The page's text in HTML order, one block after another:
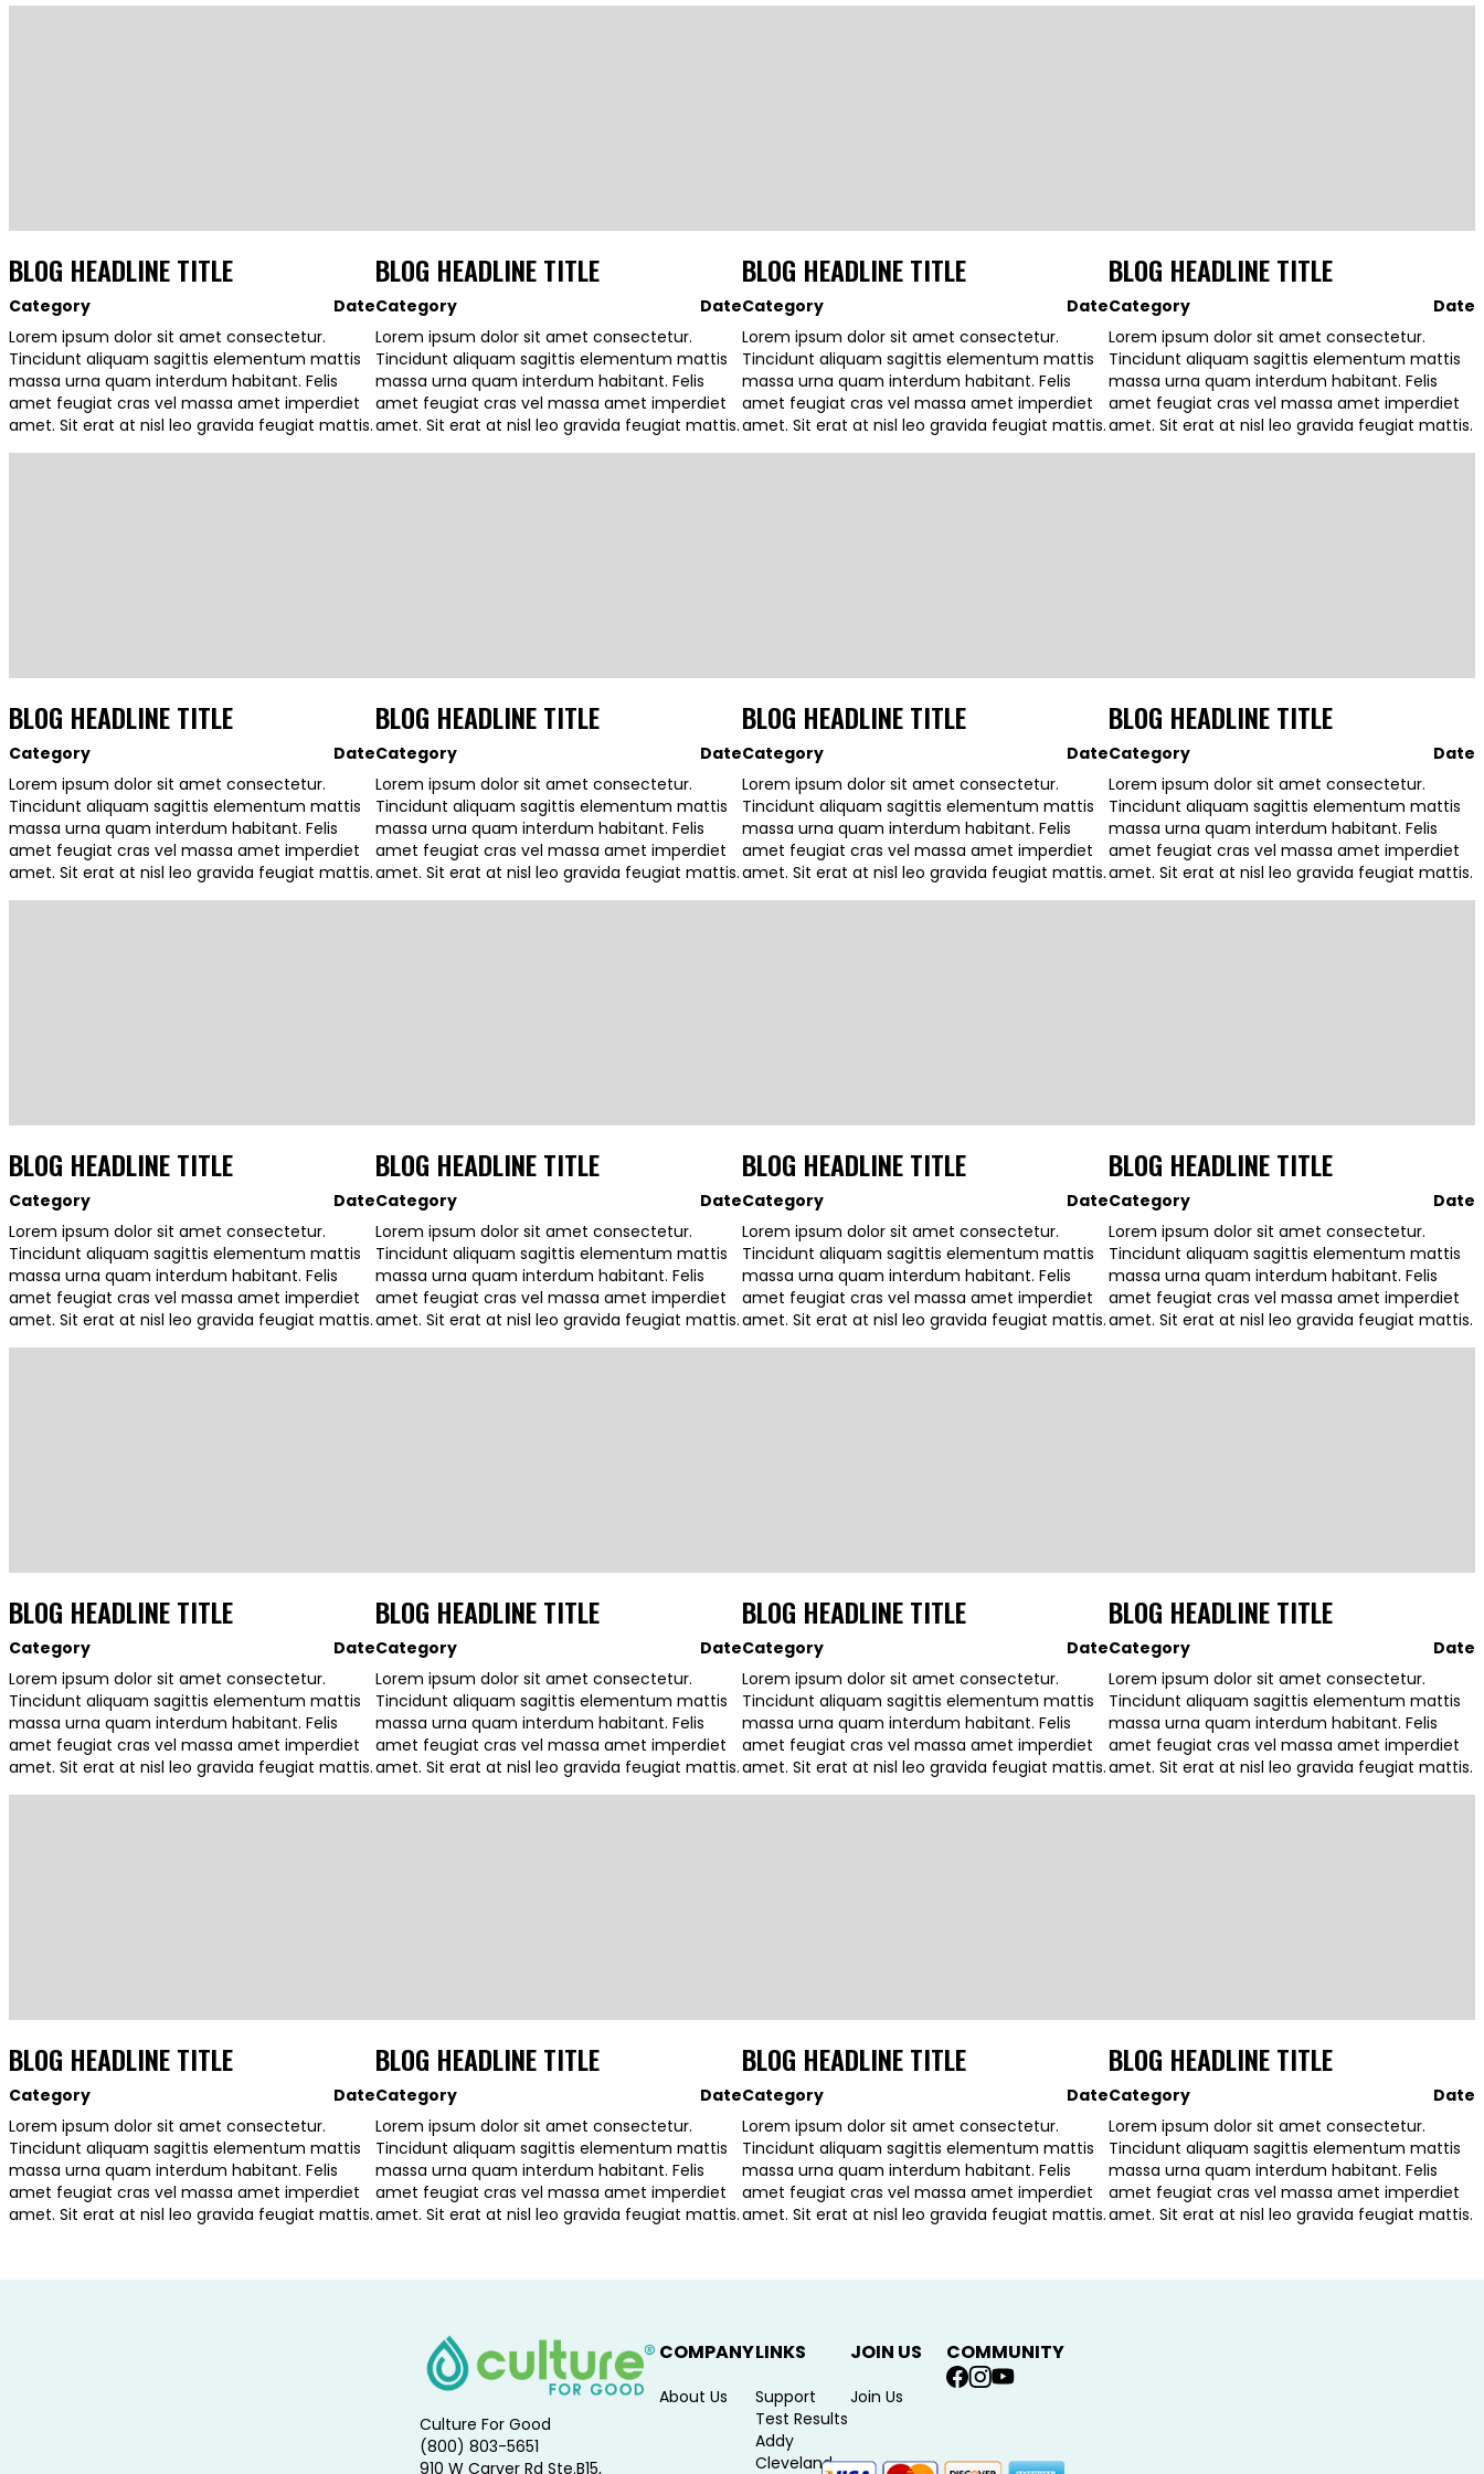
BLOG HEADLINE TITLE
Category
Date
Lorem ipsum dolor sit amet consectetur.
Tincidunt aliquam sagittis elementum mattis
massa urna quam interdum habitant. Felis
amet feugiat cras vel massa amet imperdiet
amet. Sit erat at nisl leo gravida feugiat mattis.
BLOG HEADLINE TITLE
Category
Date
Lorem ipsum dolor sit amet consectetur.
Tincidunt aliquam sagittis elementum mattis
massa urna quam interdum habitant. Felis
amet feugiat cras vel massa amet imperdiet
amet. Sit erat at nisl leo gravida feugiat mattis.
BLOG HEADLINE TITLE
Category
Date
Lorem ipsum dolor sit amet consectetur.
Tincidunt aliquam sagittis elementum mattis
massa urna quam interdum habitant. Felis
amet feugiat cras vel massa amet imperdiet
amet. Sit erat at nisl leo gravida feugiat mattis.
BLOG HEADLINE TITLE
Category
Date
Lorem ipsum dolor sit amet consectetur.
Tincidunt aliquam sagittis elementum mattis
massa urna quam interdum habitant. Felis
amet feugiat cras vel massa amet imperdiet
amet. Sit erat at nisl leo gravida feugiat mattis.
BLOG HEADLINE TITLE
Category
Date
Lorem ipsum dolor sit amet consectetur.
Tincidunt aliquam sagittis elementum mattis
massa urna quam interdum habitant. Felis
amet feugiat cras vel massa amet imperdiet
amet. Sit erat at nisl leo gravida feugiat mattis.
BLOG HEADLINE TITLE
Category
Date
Lorem ipsum dolor sit amet consectetur.
Tincidunt aliquam sagittis elementum mattis
massa urna quam interdum habitant. Felis
amet feugiat cras vel massa amet imperdiet
amet. Sit erat at nisl leo gravida feugiat mattis.
BLOG HEADLINE TITLE
Category
Date
Lorem ipsum dolor sit amet consectetur.
Tincidunt aliquam sagittis elementum mattis
massa urna quam interdum habitant. Felis
amet feugiat cras vel massa amet imperdiet
amet. Sit erat at nisl leo gravida feugiat mattis.
BLOG HEADLINE TITLE
Category
Date
Lorem ipsum dolor sit amet consectetur.
Tincidunt aliquam sagittis elementum mattis
massa urna quam interdum habitant. Felis
amet feugiat cras vel massa amet imperdiet
amet. Sit erat at nisl leo gravida feugiat mattis.
BLOG HEADLINE TITLE
Category
Date
Lorem ipsum dolor sit amet consectetur.
Tincidunt aliquam sagittis elementum mattis
massa urna quam interdum habitant. Felis
amet feugiat cras vel massa amet imperdiet
amet. Sit erat at nisl leo gravida feugiat mattis.
BLOG HEADLINE TITLE
Category
Date
Lorem ipsum dolor sit amet consectetur.
Tincidunt aliquam sagittis elementum mattis
massa urna quam interdum habitant. Felis
amet feugiat cras vel massa amet imperdiet
amet. Sit erat at nisl leo gravida feugiat mattis.
BLOG HEADLINE TITLE
Category
Date
Lorem ipsum dolor sit amet consectetur.
Tincidunt aliquam sagittis elementum mattis
massa urna quam interdum habitant. Felis
amet feugiat cras vel massa amet imperdiet
amet. Sit erat at nisl leo gravida feugiat mattis.
BLOG HEADLINE TITLE
Category
Date
Lorem ipsum dolor sit amet consectetur.
Tincidunt aliquam sagittis elementum mattis
massa urna quam interdum habitant. Felis
amet feugiat cras vel massa amet imperdiet
amet. Sit erat at nisl leo gravida feugiat mattis.
BLOG HEADLINE TITLE
Category
Date
Lorem ipsum dolor sit amet consectetur.
Tincidunt aliquam sagittis elementum mattis
massa urna quam interdum habitant. Felis
amet feugiat cras vel massa amet imperdiet
amet. Sit erat at nisl leo gravida feugiat mattis.
BLOG HEADLINE TITLE
Category
Date
Lorem ipsum dolor sit amet consectetur.
Tincidunt aliquam sagittis elementum mattis
massa urna quam interdum habitant. Felis
amet feugiat cras vel massa amet imperdiet
amet. Sit erat at nisl leo gravida feugiat mattis.
BLOG HEADLINE TITLE
Category
Date
Lorem ipsum dolor sit amet consectetur.
Tincidunt aliquam sagittis elementum mattis
massa urna quam interdum habitant. Felis
amet feugiat cras vel massa amet imperdiet
amet. Sit erat at nisl leo gravida feugiat mattis.
BLOG HEADLINE TITLE
Category
Date
Lorem ipsum dolor sit amet consectetur.
Tincidunt aliquam sagittis elementum mattis
massa urna quam interdum habitant. Felis
amet feugiat cras vel massa amet imperdiet
amet. Sit erat at nisl leo gravida feugiat mattis.
BLOG HEADLINE TITLE
Category
Date
Lorem ipsum dolor sit amet consectetur.
Tincidunt aliquam sagittis elementum mattis
massa urna quam interdum habitant. Felis
amet feugiat cras vel massa amet imperdiet
amet. Sit erat at nisl leo gravida feugiat mattis.
BLOG HEADLINE TITLE
Category
Date
Lorem ipsum dolor sit amet consectetur.
Tincidunt aliquam sagittis elementum mattis
massa urna quam interdum habitant. Felis
amet feugiat cras vel massa amet imperdiet
amet. Sit erat at nisl leo gravida feugiat mattis.
BLOG HEADLINE TITLE
Category
Date
Lorem ipsum dolor sit amet consectetur.
Tincidunt aliquam sagittis elementum mattis
massa urna quam interdum habitant. Felis
amet feugiat cras vel massa amet imperdiet
amet. Sit erat at nisl leo gravida feugiat mattis.
BLOG HEADLINE TITLE
Category
Date
Lorem ipsum dolor sit amet consectetur.
Tincidunt aliquam sagittis elementum mattis
massa urna quam interdum habitant. Felis
amet feugiat cras vel massa amet imperdiet
amet. Sit erat at nisl leo gravida feugiat mattis.
Culture For Good
(800) 803-5651
910 W Carver Rd Ste.B15,
COMPANY
About Us
LINKS
Support
Test Results
Addy
Cleveland
JOIN US
Join Us
COMMUNITY